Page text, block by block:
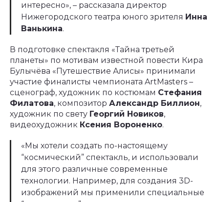
интересно», – рассказала директор
Нижегородского театра юного зрителя Инна
Ванькина.
В подготовке спектакля «Тайна третьей
планеты» по мотивам известной повести Кира
Булычёва «Путешествие Алисы» принимали
участие финалисты чемпионата ArtMasters –
сценограф, художник по костюмам Стефания
Филатова, композитор Александр Биллион,
художник по свету Георгий Новиков,
видеохудожник Ксения Вороненко.
«Мы хотели создать по-настоящему
“космический” спектакль, и использовали
для этого различные современные
технологии. Например, для создания 3D-
изображений мы применили специальные